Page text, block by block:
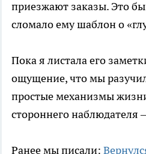
приезжают заказы. Это
сломало ему шаблон о
Пока я листала его
ощущение, что мы
простые механизмы
стороннего
Ранее мы писали: